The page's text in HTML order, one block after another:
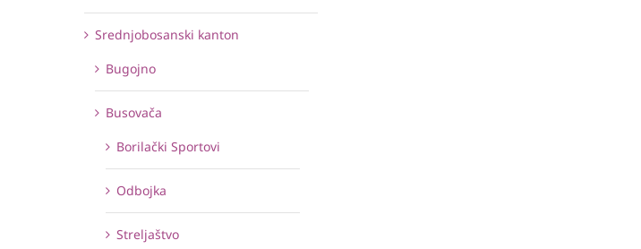
Srednjobosanski kanton
Bugojno
Busovača
Borilački Sportovi
Odbojka
Streljaštvo